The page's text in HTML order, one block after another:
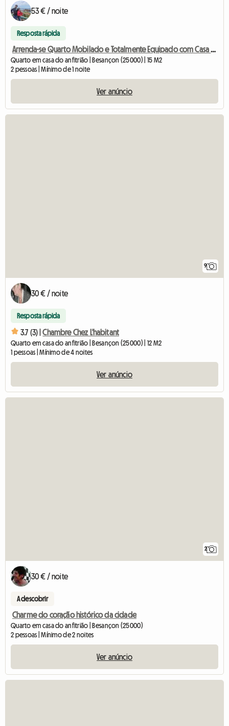
53 € / noite
Resposta rápida
Arrenda-se Quarto Mobilado e Totalmente Equipado com Casa de Banho Pr
Quarto em casa do anfitrião | Besançon (25000) | 15 M2
2 pessoas | Mínimo de 1 noite
Ver anúncio
9
30 € / noite
Resposta rápida
3.7 (3) | Chambre Chez L'habitant
Quarto em casa do anfitrião | Besançon (25000) | 12 M2
1 pessoas | Mínimo de 4 noites
Ver anúncio
2
30 € / noite
A descobrir
Charme do coração histórico da cidade
Quarto em casa do anfitrião | Besançon (25000)
2 pessoas | Mínimo de 2 noites
Ver anúncio